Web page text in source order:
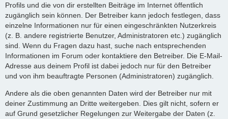
Profils und die von dir erstellten Beiträge im Internet öffentlich
zugänglich sein können. Der Betreiber kann jedoch festlegen, dass
einzelne Informationen nur für einen eingeschränkten Nutzerkreis
(z. B. andere registrierte Benutzer, Administratoren etc.) zugänglich
sind. Wenn du Fragen dazu hast, suche nach entsprechenden
Informationen im Forum oder kontaktiere den Betreiber. Die E-Mail-
Adresse aus deinem Profil ist dabei jedoch nur für den Betreiber
und von ihm beauftragte Personen (Administratoren) zugänglich.
Andere als die oben genannten Daten wird der Betreiber nur mit
deiner Zustimmung an Dritte weitergeben. Dies gilt nicht, sofern er
auf Grund gesetzlicher Regelungen zur Weitergabe der Daten (z.